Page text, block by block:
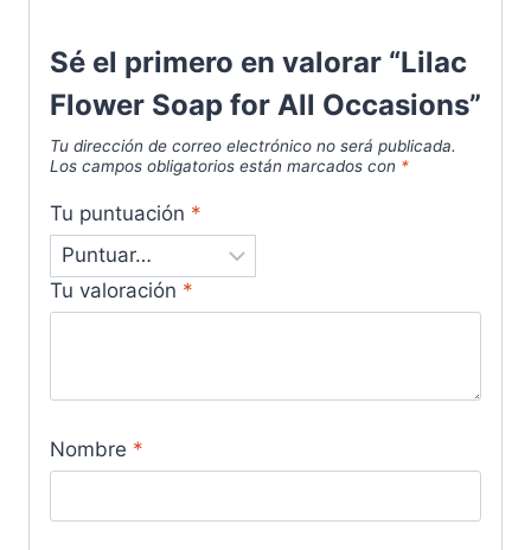
Sé el primero en valorar “Lilac
Flower Soap for All Occasions”
Tu dirección de correo electrónico no será publicada.
Los campos obligatorios están marcados con *
Tu puntuación *
Tu valoración *
Nombre *